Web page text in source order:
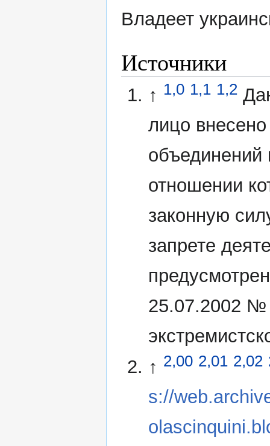
Владеет
Источники
↑ 1,0 1,1 1,2
лицо
объединений
отношении
законную
запрете
25.07.2002 №
↑ 2,00 2,01 2,02
s://